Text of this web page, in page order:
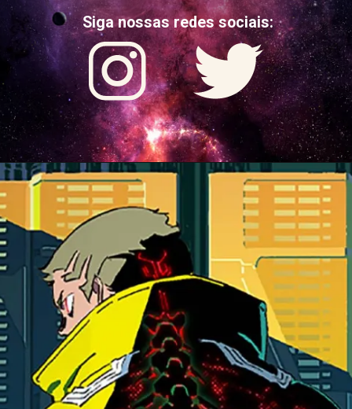
Siga nossas redes sociais: